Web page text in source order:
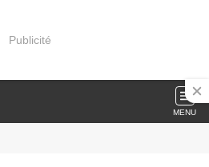
Publicité
MENU